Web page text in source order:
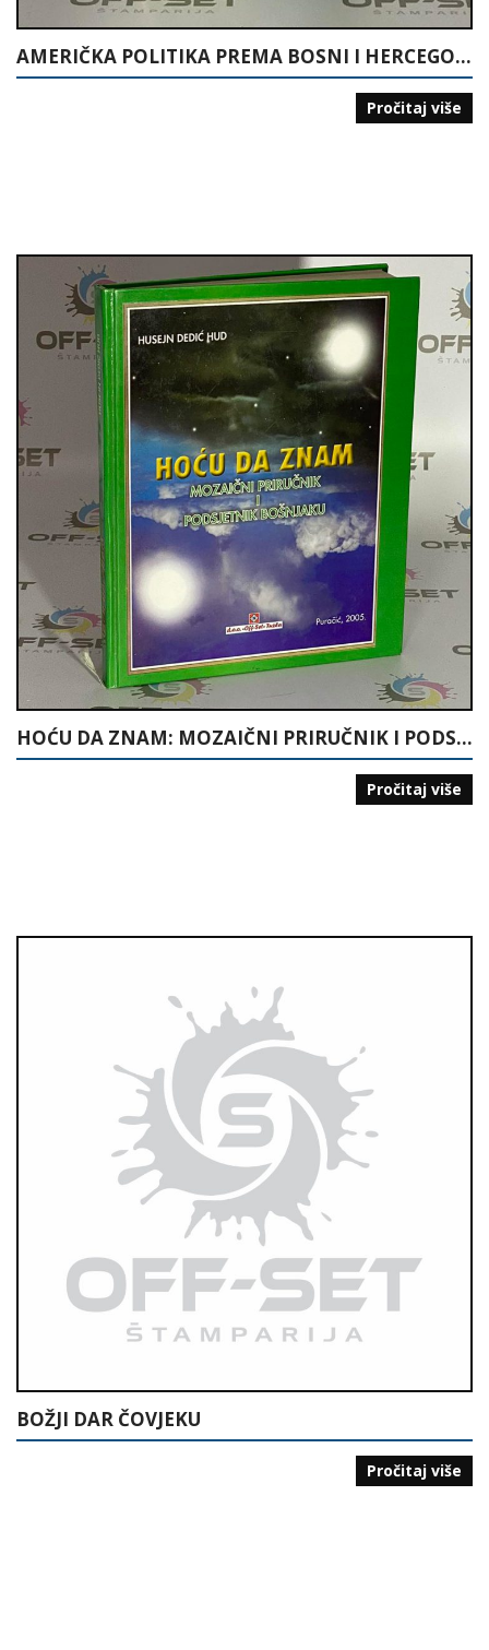
AMERIČKA POLITIKA PREMA BOSNI I HERCEGOVINI
Pročitaj više
HOĆU DA ZNAM: MOZAIČNI PRIRUČNIK I PODSJETNIK BOŠNJAKU
Pročitaj više
BOŽJI DAR ČOVJEKU
Pročitaj više